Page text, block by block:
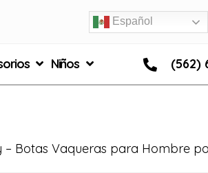
Español
Niños (562)
Botas Vaqueras para Hombre